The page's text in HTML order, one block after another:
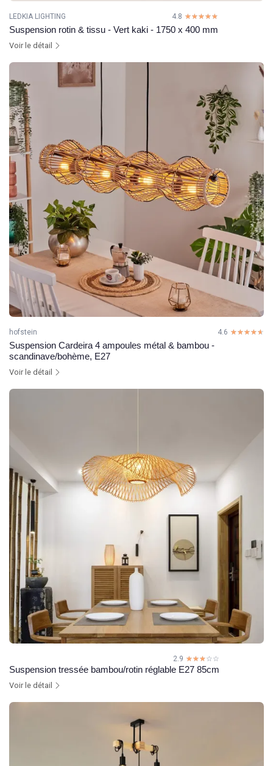
LEDKIA LIGHTING 4.8 ☆☆☆☆☆
★★★★★
Suspension rotin & tissu - Vert kaki - 1750 x 400 mm
Voir le détail
hofstein 4.6 ☆☆☆☆☆
★★★★★
Suspension Cardeira 4 ampoules métal & bambou -
scandinave/bohème, E27
Voir le détail
2.9 ☆☆☆☆☆
★★★★★
Suspension tressée bambou/rotin réglable E27 85cm
Voir le détail